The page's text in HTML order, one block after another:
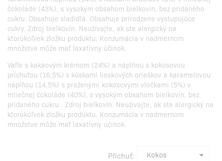
čokoláde (43%), s vysokým obsahom bielkovín, bez pridaného
cukru. Obsahuje sladidlá. Obsahuje prirodzene vystupujúce
cukry. Zdroj bielkovín. Neužívajte, ak ste alergický na
ktorúkoľvek zložku produktu. Konzumácia v nadmernom
množstve môže mať laxatívny účinok.
Vafle s kakaovým krémom (24%) a náplňou s kokosovou
príchuťou (16,5%) s kúskami lieskových orieškov a karamelovou
náplňou (14,5%) s praženými kokosovými vločkami (5%) v
mliečnej čokoláde (40%), s vysokým obsahom bielkovín, bez
pridaného cukru . Zdroj bielkovín. Neužívajte, ak ste alergický na
ktorúkoľvek zložku produktu. Konzumácia v nadmernom
množstve môže mať laxatívny účinok.
Příchuť: